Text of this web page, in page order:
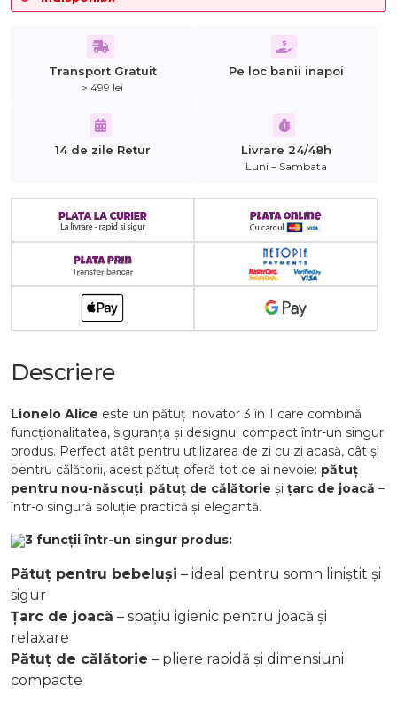
Transport Gratuit
> 499 lei
Pe loc banii inapoi
14 de zile Retur Livrare 24/48h
Luni – Sambata
Descriere
Lionelo Alice este un pătuț inovator 3 în 1 care combină
funcționalitatea, siguranța și designul compact într-un singur
produs. Perfect atât pentru utilizarea de zi cu zi acasă, cât și
pentru călătorii, acest pătuț oferă tot ce ai nevoie: pătuț
pentru nou-născuți, pătuț de călătorie și țarc de joacă –
într-o singură soluție practică și elegantă.
3 funcții într-un singur produs:
Pătuț pentru bebeluși – ideal pentru somn liniștit și
sigur
Țarc de joacă – spațiu igienic pentru joacă și
relaxare
Pătuț de călătorie – pliere rapidă și dimensiuni
compacte